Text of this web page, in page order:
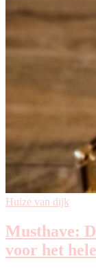
Huize van dijk
Musthave:
voor het